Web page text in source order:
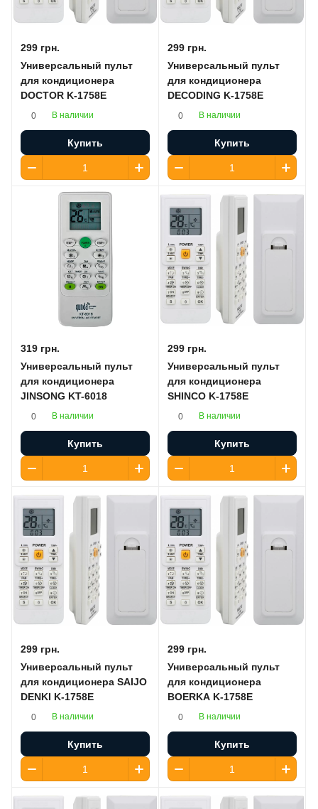
299 грн.
Универсальный пульт
для кондиционера
DOCTOR K-1758E
0 В наличии
Купить
299 грн.
Универсальный пульт
для кондиционера
DECODING K-1758E
0 В наличии
Купить
319 грн.
Универсальный пульт
для кондиционера
JINSONG KT-6018
0 В наличии
Купить
299 грн.
Универсальный пульт
для кондиционера
SHINCO K-1758E
0 В наличии
Купить
299 грн.
Универсальный пульт
для кондиционера SAIJO
DENKI K-1758E
0 В наличии
Купить
299 грн.
Универсальный пульт
для кондиционера
BOERKA K-1758E
0 В наличии
Купить